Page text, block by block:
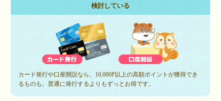
検討している
カード発行や口座開設なら、10,000P以上の高額ポイントが獲得でき
るものも。普通に発行するよりもずっとお得です。